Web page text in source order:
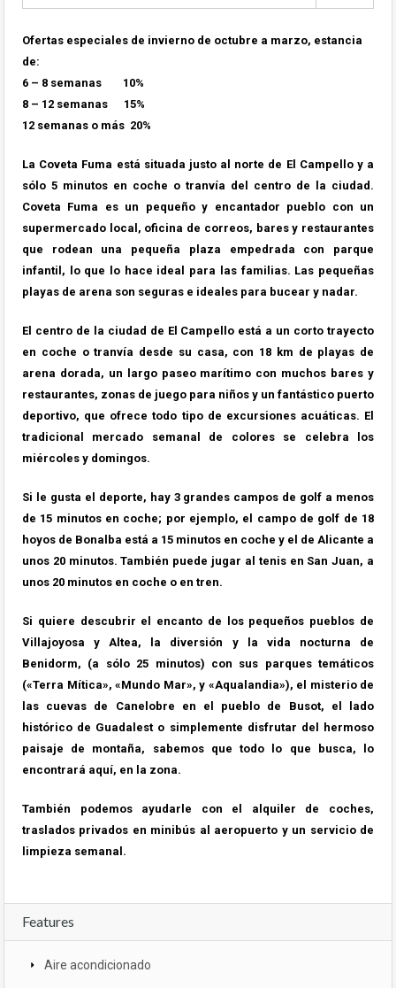
Ofertas especiales de invierno de octubre a marzo, estancia
de:
6 – 8 semanas 10%
8 – 12 semanas 15%
12 semanas o más 20%
La Coveta Fuma está situada justo al norte de El Campello y a
sólo 5 minutos en coche o tranvía del centro de la ciudad.
Coveta Fuma es un pequeño y encantador pueblo con un
supermercado local, oficina de correos, bares y restaurantes
que rodean una pequeña plaza empedrada con parque
infantil, lo que lo hace ideal para las familias. Las pequeñas
playas de arena son seguras e ideales para bucear y nadar.
El centro de la ciudad de El Campello está a un corto trayecto
en coche o tranvía desde su casa, con 18 km de playas de
arena dorada, un largo paseo marítimo con muchos bares y
restaurantes, zonas de juego para niños y un fantástico puerto
deportivo, que ofrece todo tipo de excursiones acuáticas. El
tradicional mercado semanal de colores se celebra los
miércoles y domingos.
Si le gusta el deporte, hay 3 grandes campos de golf a menos
de 15 minutos en coche; por ejemplo, el campo de golf de 18
hoyos de Bonalba está a 15 minutos en coche y el de Alicante a
unos 20 minutos. También puede jugar al tenis en San Juan, a
unos 20 minutos en coche o en tren.
Si quiere descubrir el encanto de los pequeños pueblos de
Villajoyosa y Altea, la diversión y la vida nocturna de
Benidorm, (a sólo 25 minutos) con sus parques temáticos
(«Terra Mítica», «Mundo Mar», y «Aqualandia»), el misterio de
las cuevas de Canelobre en el pueblo de Busot, el lado
histórico de Guadalest o simplemente disfrutar del hermoso
paisaje de montaña, sabemos que todo lo que busca, lo
encontrará aquí, en la zona.
También podemos ayudarle con el alquiler de coches,
traslados privados en minibús al aeropuerto y un servicio de
limpieza semanal.
Features
Aire acondicionado